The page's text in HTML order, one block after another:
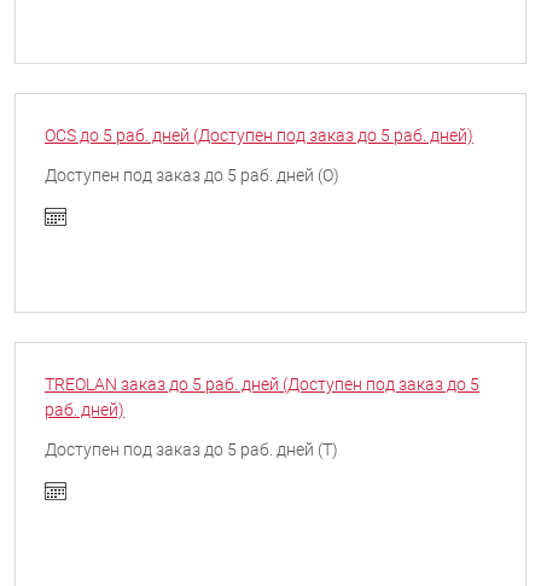
OCS до 5 раб. дней (Доступен под заказ до 5 раб. дней)
Доступен под заказ до 5 раб. дней (O)
TREOLAN заказ до 5 раб. дней (Доступен под заказ до 5
раб. дней)
Доступен под заказ до 5 раб. дней (T)